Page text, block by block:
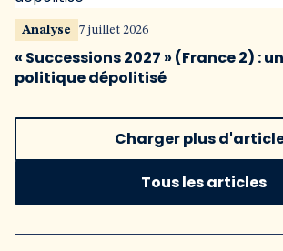
Analyse 7 juillet 2026
« Successions 2027 » (France 2) :
politique dépolitisé
Charger plus
Tous les articles